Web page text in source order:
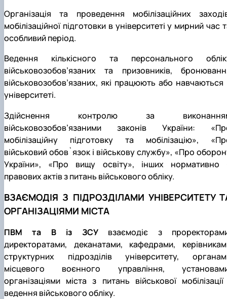
Організація та проведення мобілізаційних
мобілізаційної підготовки в університеті у мирний час
особливий період.
Ведення кількісного та персонального
військовозобов’язаних та призовників,
військовозобов’язаних, які працюють або навчаються
університеті.
Здійснення контролю за
військовозобов’язаними законів України:
мобілізаційну підготовку та мобілізацію»,
військовий обов`язок і військову службу», «Про
України», «Про вищу освіту», інших нормативно
правових актів з питань військового обліку.
ВЗАЄМОДІЯ З ПІДРОЗДІЛАМИ УНІВЕРСИТЕТУ
ОРГАНІЗАЦІЯМИ МІСТА
ПВМ та В із ЗСУвзаємодіє з
директоратами, деканатами, кафедрами,
структурних підрозділів університету,
місцевого воєнного управління,
організаціями міста з питань військової мобілізації
ведення військового обліку.